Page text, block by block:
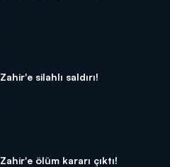
Zahir'e silahlı saldırı!
Zahir'e ölüm kararı çıktı!